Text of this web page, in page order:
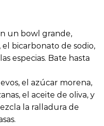
un bowl grande,
bicarbonato de sodio,
especias. Bate hasta
el azúcar morena,
el aceite de oliva, y
la ralladura de